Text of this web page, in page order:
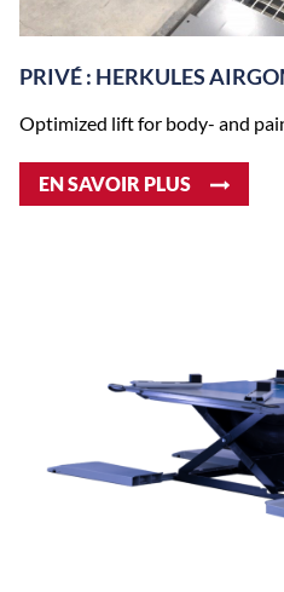
PRIVÉ : HERKULES
Optimized lift for body- and
EN SAVOIR PLUS